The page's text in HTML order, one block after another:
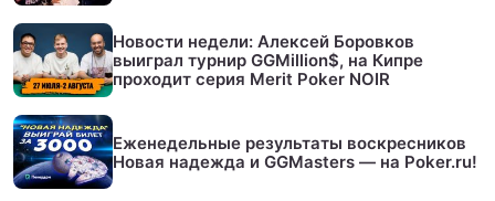
Новости недели: Алексей Боровков
выиграл турнир GGMillion$, на Кипре
проходит серия Merit Poker NOIR
Еженедельные результаты воскресников
Новая надежда и GGMasters — на Poker.ru!